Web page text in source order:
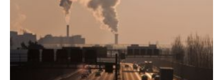
Conseil
d'État
condamne